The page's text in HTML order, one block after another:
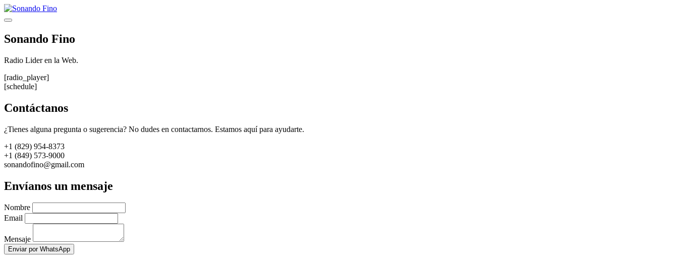
Saltar
al
Menú
Sonando Fino
Radio Lider en la Web.
[radio_player]
[schedule]
Contáctanos
¿Tienes alguna pregunta o sugerencia? No dudes en contactarnos. Estamos aquí para ayudarte.
+1 (829) 954-8373
+1 (849) 573-9000
sonandofino@gmail.com
Envíanos un mensaje
Nombre
Email
Mensaje
Enviar por WhatsApp